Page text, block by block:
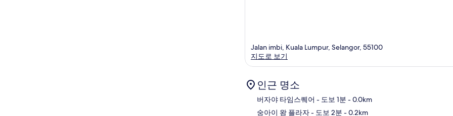
Jalan imbi, Kuala Lumpur, Selangor, 55100
지도로 보기
인근 명소
버자야 타임스퀘어 - 도보 1분 - 0.0km
숭아이 왕 플라자- 도보 2분 - 0.2km